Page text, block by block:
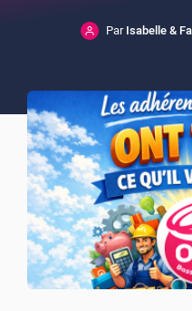
Par Isabelle &